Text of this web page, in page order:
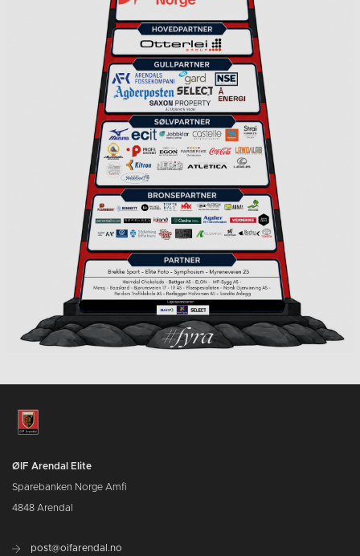
ØIF Arendal Elite
Sparebanken Norge Amfi
4848 Arendal
post@oifarendal.no